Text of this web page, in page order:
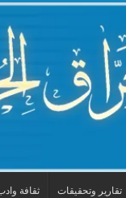
تقارير وتحقيقات ثقافة